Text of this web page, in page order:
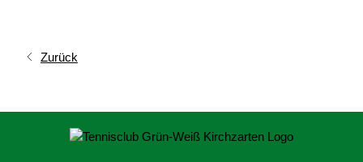
Zurück